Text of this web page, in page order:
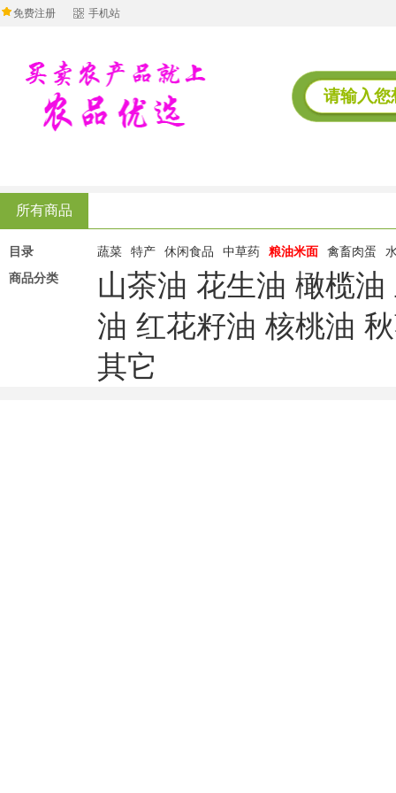
免费注册 手机站
所有商品
目录 蔬菜 特产 休闲食品 中草药 粮油米面 禽畜肉蛋
商品分类
山茶油 花生油 橄榄油
油 红花籽油 核桃油
其它